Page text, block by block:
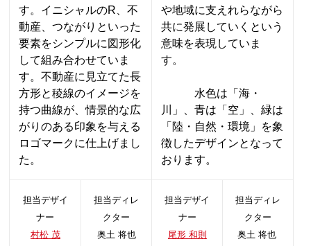
す。イニシャルのR、不
動産、つながりといった
要素をシンプルに図形化
して組み合わせていま
す。 不動産に見立てた長
方形と稜線のイメージを
持つ曲線が、情景的な広
がりのある印象を与える
ロゴマークに仕上げまし
た。
や地域に支えれらながら
共に発展していくという
意味を表現していま
す。
水色は「海・
川」、青は「空」、緑は
「陸・自然・環境」を象
徴したデザインとなって
おります。
担当デザイ
ナー
村松 茂
担当ディレ
クター
奥土 将也
担当デザイ
ナー
尾形 和則
担当ディレ
クター
奥土 将也